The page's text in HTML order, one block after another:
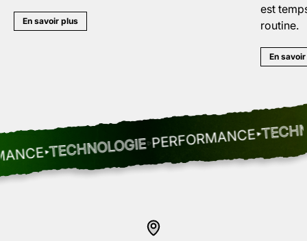
En savoir plus
est
routine.
En
TECHNOLOGIEPERFORMANCE